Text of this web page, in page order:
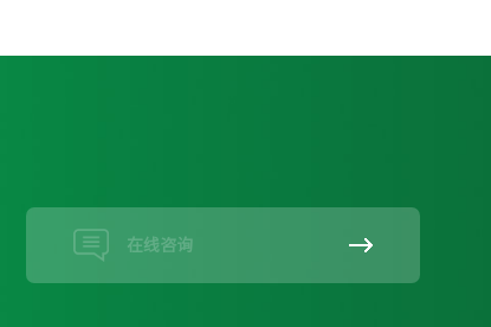
在线咨询